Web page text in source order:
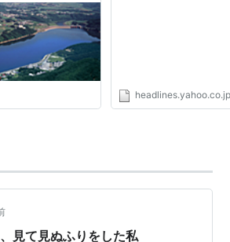
見て見ぬふりをした私